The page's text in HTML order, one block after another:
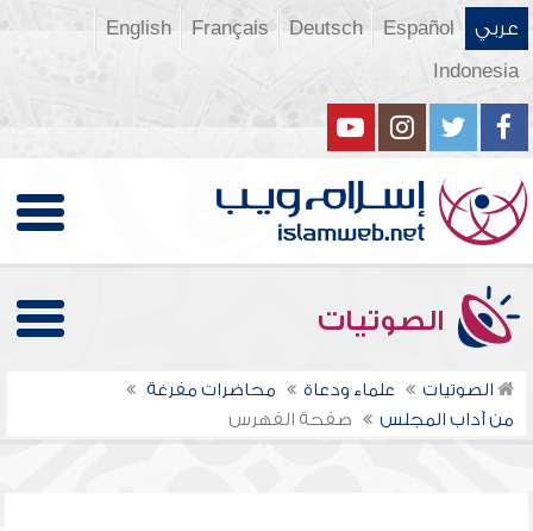
عربي Español
Deutsch
Français
English
Indonesia
الصوتيات
الصوتيات علماء ودعاة
محاضرات مفرغة
من آداب المجلس
صفحة الفهرس